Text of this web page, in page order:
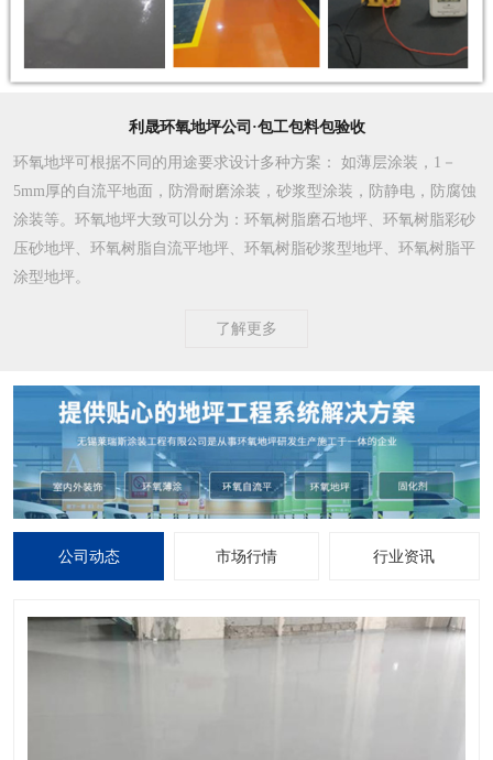
利晟环氧地坪公司·包工包料包验收
环氧地坪可根据不同的用途要求设计多种方案 ： 如薄层涂装，1－
5mm厚的自流平地面，防滑耐磨涂装，砂浆型涂装，防静电，防腐蚀
涂装等。环氧地坪大致可以分为：环氧树脂磨石地坪、环氧树脂彩砂
压砂地坪、环氧树脂自流平地坪、环氧树脂砂浆型地坪、环氧树脂平
涂型地坪。
了解更多
公司动态 市场行情 行业资讯